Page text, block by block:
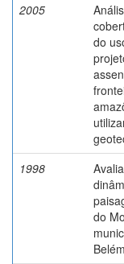
2005
do
1998
do